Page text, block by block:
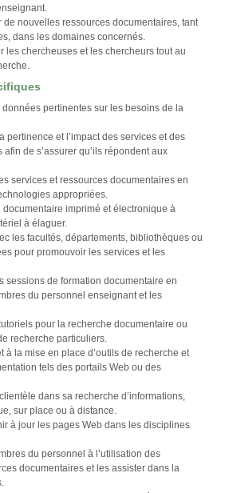
nouvelles ressources documentaires, tant
dans les domaines concernés.
les chercheuses et les chercheurs tout au
pertinentes sur les besoins de la
pertinence et l’impact des services et des
de s’assurer qu’ils répondent aux
services et ressources documentaires en
appropriées.
imprimé et électronique à
à élaguer.
les facultés, départements, bibliothèques ou
pour promouvoir les services et les
sessions de formation documentaire en
du personnel enseignant et les
pour la recherche documentaire ou
recherche particuliers.
à la mise en place d’outils de recherche et
tels des portails Web ou des
dans sa recherche d’informations,
sur place ou à distance.
à jour les pages Web dans les disciplines
du personnel à l’utilisation des
documentaires et les assister dans la